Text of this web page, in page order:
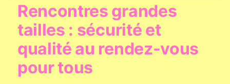
Rencontres grandes
tailles : sécurité et
qualité au rendez-vous
pour tous